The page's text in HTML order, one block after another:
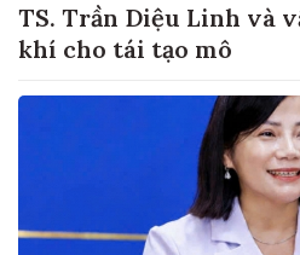
TS. Trần Diệu Linh và
khí cho tái tạo mô